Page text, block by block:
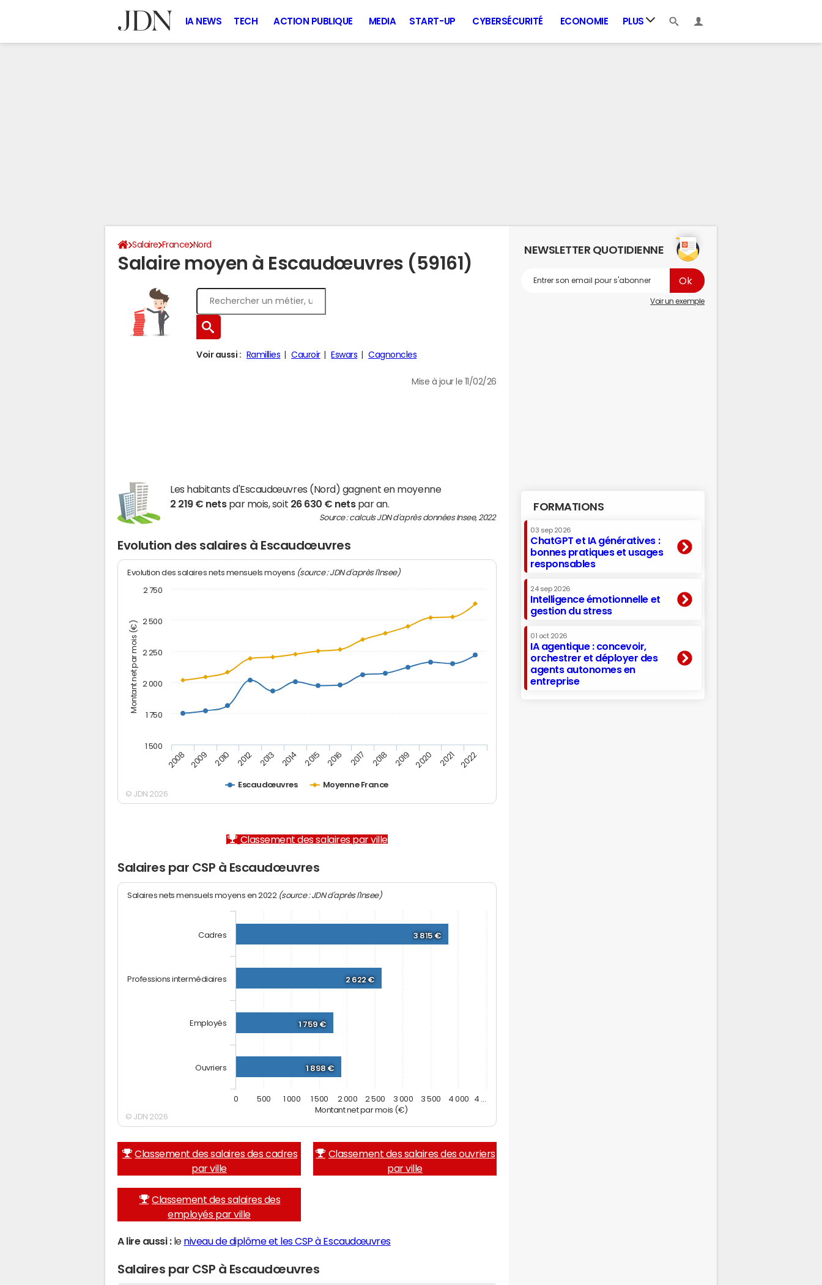
IA NEWS TECH ACTION PUBLIQUE MEDIA START-UP CYBERSÉCURITÉ ECONOMIE PLUS
Salaire France Nord
Salaire moyen à Escaudœuvres (59161)
Voir aussi : Ramillies Cauroir Eswars Cagnoncles
Mise à jour le 11/02/26
Les habitants d'Escaudœuvres (Nord) gagnent en moyenne
2 219 € netspar mois, soit 26 630 € netspar an.
Source : calculs JDN d'après données Insee, 2022
Evolution des salaires à Escaudœuvres
Montant net par mois (€)
Evolution des salaires nets mensuels moyens (source : JDN d'après l'Insee)
Escaudœuvres Moyenne France
2008 2009 2010 2012 2013 2014 2015 2016 2017 2018 2019 2020 2021 2022
1 500
1 750
2 000
2 250
2 500
2 750
© JDN 2026
Classement des salaires par ville
Salaires par CSP à Escaudœuvres
Montant net par mois (€)
Salaires nets mensuels moyens en 2022 (source : JDN d'après l'Insee)
3 815 €
2 622 €
1 759 €
1 898 €
Cadres
Professions intermédiaires
Employés
Ouvriers
0 500 1 000 1 500 2 000 2 500 3 000 3 500 4 000 4 …
© JDN 2026
Classement des salaires des cadres
par ville
Classement des salaires des ouvriers
par ville
Classement des salaires des
employés par ville
A lire aussi :le niveau de diplôme et les CSP à Escaudœuvres
Salaires par CSP à Escaudœuvres
NEWSLETTER QUOTIDIENNE
Voir un exemple
FORMATIONS
03 sep 2026
ChatGPT et IA génératives :
bonnes pratiques et usages
responsables
24 sep 2026
Intelligence émotionnelle et
gestion du stress
01 oct 2026
IA agentique : concevoir,
orchestrer et déployer des
agents autonomes en
entreprise